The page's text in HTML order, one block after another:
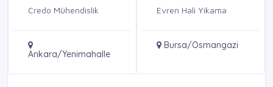
Credo Mühendislik
Ankara/Yenimahalle
Evren Hali Yikama
Bursa/Osmangazi